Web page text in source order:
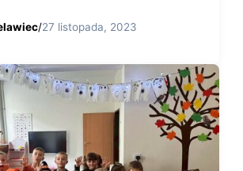
/27 listopada, 2023